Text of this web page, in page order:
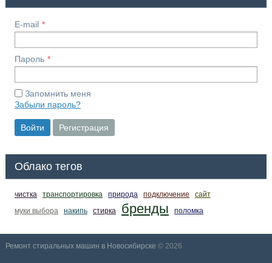
E-mail
Пароль
Запомнить меня
Забыли пароль?
Войти Регистрация
Облако тегов
чистка транспортировка природа подключение
сайт
муки выбора
накипь стирка бренды поломка
Ремонт стиральных машин в Новосибирске © 2026